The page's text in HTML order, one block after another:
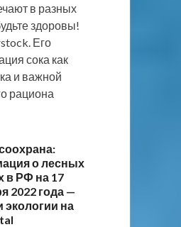
в разных
здоровы!
Его
сока как
и важной
рациона
о лесных
в РФ на 17
2022 года —
экологии на